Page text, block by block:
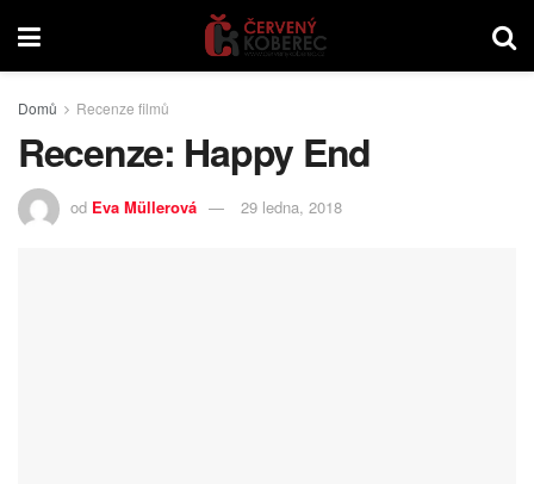
Domů Recenze filmů
Recenze: Happy End
od Eva Müllerová 29 ledna, 2018